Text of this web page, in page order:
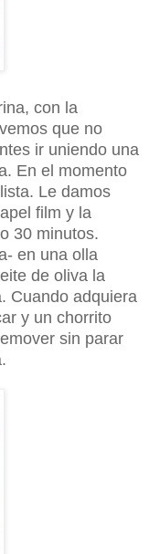
con la
que no
ir uniendo una
En el momento
Le damos
film y la
30 minutos.
en una olla
de oliva la
Cuando adquiera
y un chorrito
sin parar